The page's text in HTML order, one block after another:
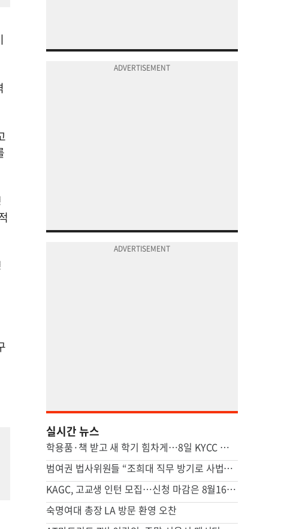
실시간 뉴스
학용품·책 받고 새 학기 힘차게…8일 KYCC 백투스쿨 행사 개최
범여권 법사위원들 “조희대 직무 방기로 사법부 멈춰…대법관 즉시 제청해야”
KAGC, 고교생 인턴 모집…신청 마감은 8월16일까지
숙명여대 총장 LA 방문 환영 오찬